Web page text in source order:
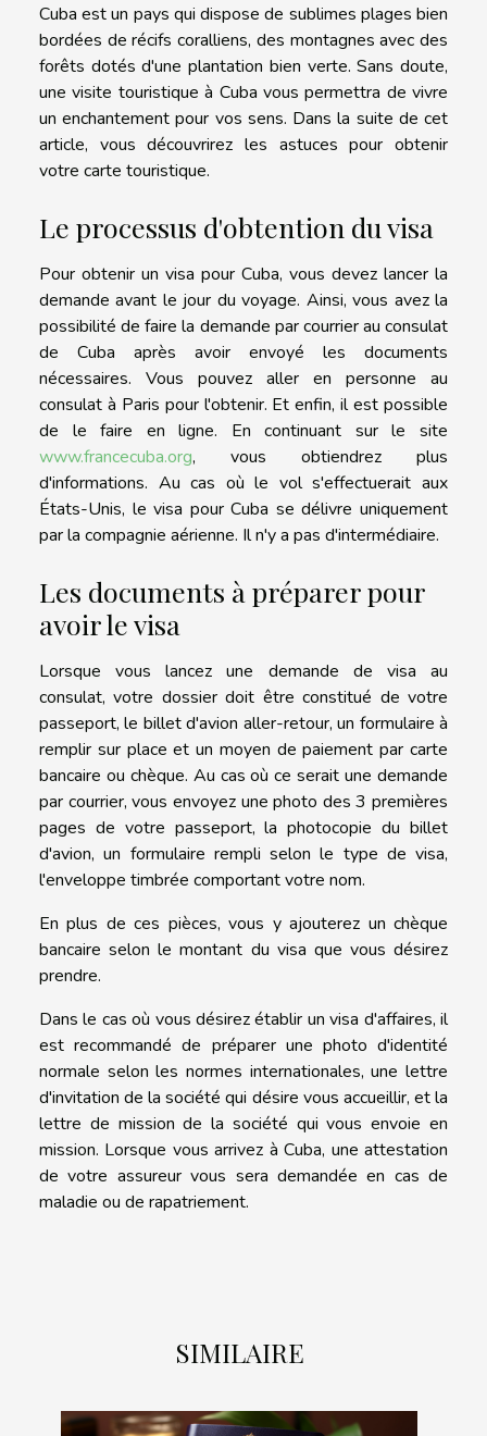
Cuba est un pays qui dispose de sublimes plages bien
bordées de récifs coralliens, des montagnes avec des
forêts dotés d'une plantation bien verte. Sans doute,
une visite touristique à Cuba vous permettra de vivre
un enchantement pour vos sens. Dans la suite de cet
article, vous découvrirez les astuces pour obtenir
votre carte touristique.
Le processus d'obtention du visa
Pour obtenir un visa pour Cuba, vous devez lancer la
demande avant le jour du voyage. Ainsi, vous avez la
possibilité de faire la demande par courrier au consulat
de Cuba après avoir envoyé les documents
nécessaires. Vous pouvez aller en personne au
consulat à Paris pour l'obtenir. Et enfin, il est possible
de le faire en ligne. En continuant sur le site
www.francecuba.org, vous obtiendrez plus
d'informations. Au cas où le vol s'effectuerait aux
États-Unis, le visa pour Cuba se délivre uniquement
par la compagnie aérienne. Il n'y a pas d'intermédiaire.
Les documents à préparer pour
avoir le visa
Lorsque vous lancez une demande de visa au
consulat, votre dossier doit être constitué de votre
passeport, le billet d'avion aller-retour, un formulaire à
remplir sur place et un moyen de paiement par carte
bancaire ou chèque. Au cas où ce serait une demande
par courrier, vous envoyez une photo des 3 premières
pages de votre passeport, la photocopie du billet
d'avion, un formulaire rempli selon le type de visa,
l'enveloppe timbrée comportant votre nom.
En plus de ces pièces, vous y ajouterez un chèque
bancaire selon le montant du visa que vous désirez
prendre.
Dans le cas où vous désirez établir un visa d'affaires, il
est recommandé de préparer une photo d'identité
normale selon les normes internationales, une lettre
d'invitation de la société qui désire vous accueillir, et la
lettre de mission de la société qui vous envoie en
mission. Lorsque vous arrivez à Cuba, une attestation
de votre assureur vous sera demandée en cas de
maladie ou de rapatriement.
SIMILAIRE